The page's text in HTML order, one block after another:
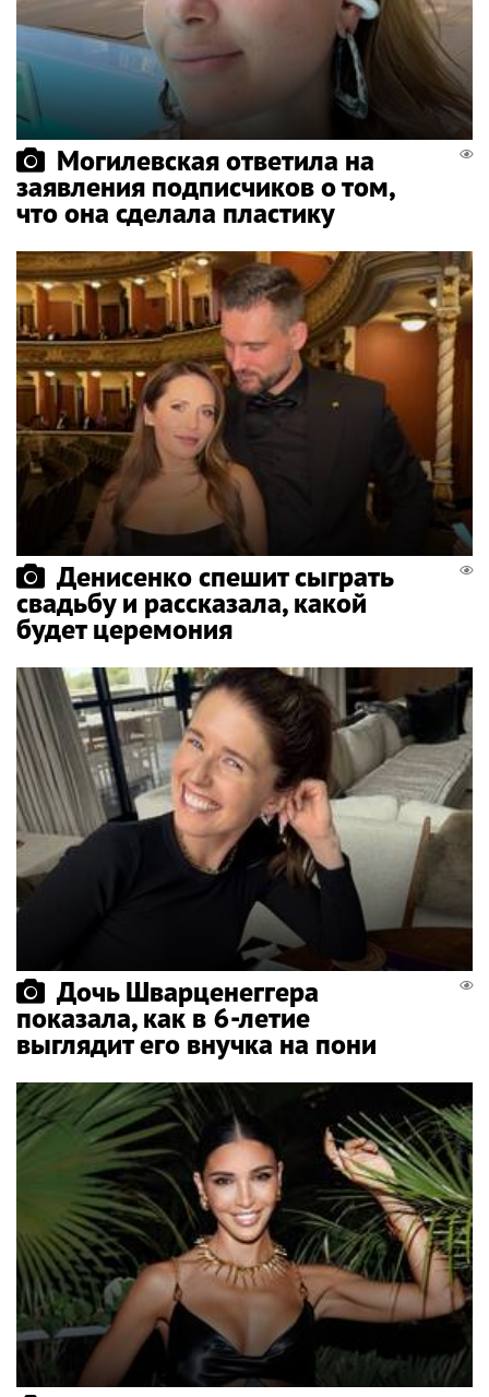
Могилевская ответила на
заявления подписчиков о том,
что она сделала пластику
Денисенко спешит сыграть
свадьбу и рассказала, какой
будет церемония
Дочь Шварценеггера
показала, как в 6-летие
выглядит его внучка на пони